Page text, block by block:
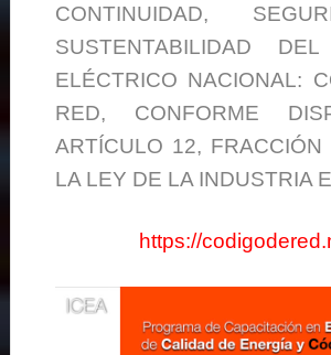
CONTINUIDAD,
SUSTENTABILIDAD
ELÉCTRICO NACIONAL:
RED, CONFORME
ARTÍCULO 12, FRACCIÓN
LA LEY DE LA INDUSTRIA
https://